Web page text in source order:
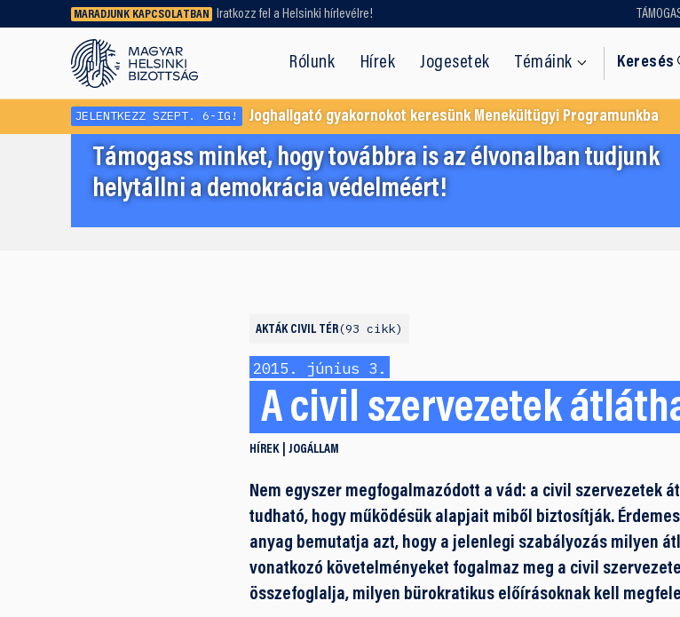
MARADJUNK KAPCSOLATBAN Iratkozz fel a Helsinki hírlevélre!
Rólunk Hírek Jogesetek Témáink Keresés
Régebbi tartalmat vagy
dokumentumot keresel? Használd a
keresőnket!
JELENTKEZZ SZEPT. 6-IG! Joghallgató gyakornokot keresünk Menekültügyi Programunkba
Támogass minket, hogy továbbra is az élvonalban tudjunk
helytállni a demokrácia védelméért!
AKTÁK CIVIL TÉR 93 cikk
2015. június 3.
A civil szervezetek
HÍREK JOGÁLLAM
Nem egyszer megfogalmazódott a vád: a civil szervezetek
tudható, hogy működésük alapjait miből biztosítják.
anyag bemutatja azt, hogy a jelenlegi szabályozás milyen
vonatkozó követelményeket fogalmaz meg a civil
összefoglalja, milyen bürokratikus előírásoknak kell